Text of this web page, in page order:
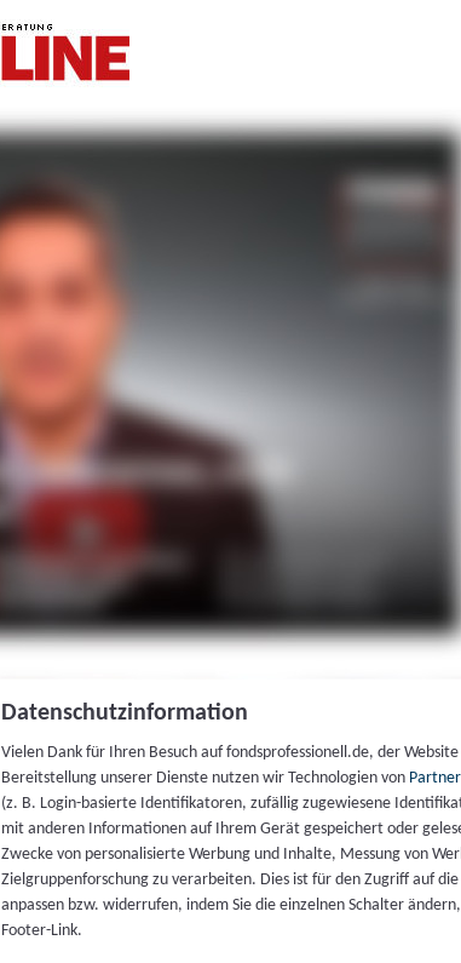
Datenschutzinformation
Vielen Dank für Ihren Besuch auf fondsprofessionell.de, der
Bereitstellung unserer Dienste nutzen wir Technologien von
(z. B. Login-basierte Identifikatoren, zufällig zugewiesene
mit anderen Informationen auf Ihrem Gerät gespeichert oder
Zwecke von personalisierte Werbung und Inhalte, Messung von
Zielgruppenforschung zu verarbeiten. Dies ist für den Zugriff auf
anpassen bzw. widerrufen, indem Sie die einzelnen Schalter
Footer-Link.